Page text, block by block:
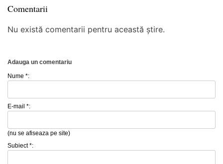
Comentarii
Nu există comentarii pentru această știre.
Adauga un comentariu
Nume *:
E-mail *:
(nu se afiseaza pe site)
Subiect *: